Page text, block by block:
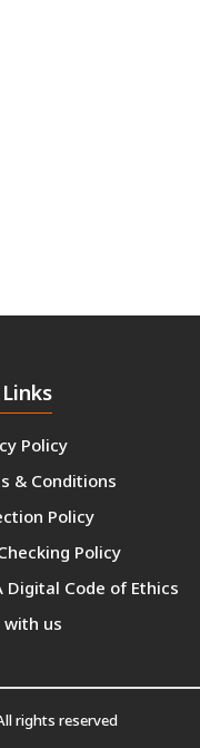
Policy
& Conditions
Policy
Policy
Digital Code of Ethics
with us
rights reserved